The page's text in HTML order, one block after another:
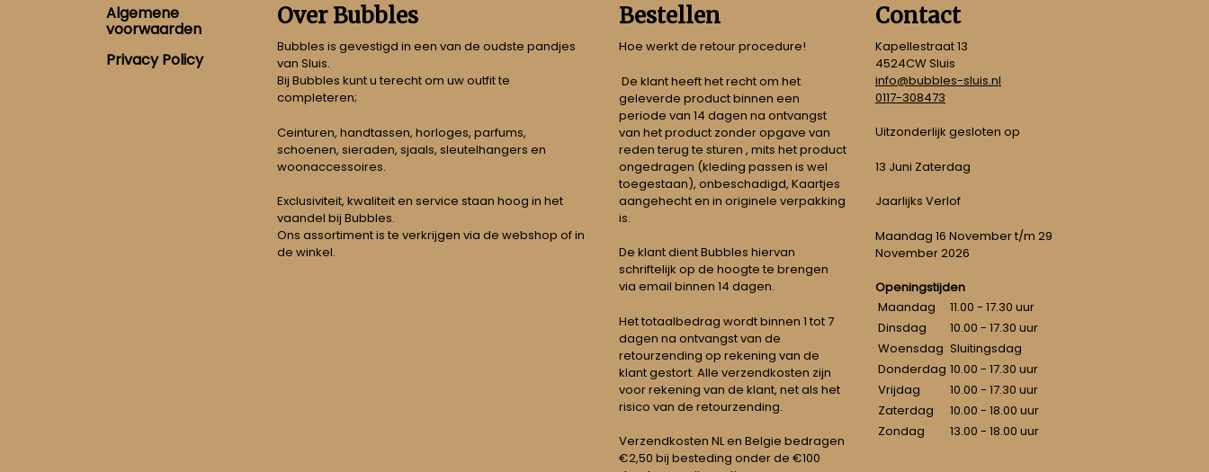
Footer
Algemene
voorwaarden
Privacy Policy
Over Bubbles
Bubbles is gevestigd in een van de oudste pandjes
van Sluis.
Bij Bubbles kunt u terecht om uw outfit te
completeren;
Ceinturen, handtassen, horloges, parfums,
schoenen, sieraden, sjaals, sleutelhangers en
woonaccessoires.
Exclusiviteit, kwaliteit en service staan hoog in het
vaandel bij Bubbles.
Ons assortiment is te verkrijgen via de webshop of in
de winkel.
Bestellen
Hoe werkt de retour procedure!
De klant heeft het recht om het
geleverde product binnen een
periode van 14 dagen na ontvangst
van het product zonder opgave van
reden terug te sturen , mits het product
ongedragen (kleding passen is wel
toegestaan), onbeschadigd, Kaartjes
aangehecht en in originele verpakking
is.
De klant dient Bubbles hiervan
schriftelijk op de hoogte te brengen
via email binnen 14 dagen.
Het totaalbedrag wordt binnen 1 tot 7
dagen na ontvangst van de
retourzending op rekening van de
klant gestort. Alle verzendkosten zijn
voor rekening van de klant, net als het
risico van de retourzending.
Verzendkosten NL en Belgie bedragen
€2,50 bij besteding onder de €100
Contact
Kapellestraat 13
4524CW Sluis
info@bubbles-sluis.nl
0117-308473
Uitzonderlijk gesloten op
13 Juni Zaterdag
Jaarlijks Verlof
Maandag 16 November t/m 29
November 2026
Openingstijden
Maandag
11.00 - 17.30 uur
Dinsdag
10.00 - 17.30 uur
Woensdag Sluitingsdag
Donderdag 10.00 - 17.30 uur
Vrijdag
10.00 - 17.30 uur
Zaterdag
10.00 - 18.00 uur
Zondag
13.00 - 18.00 uur